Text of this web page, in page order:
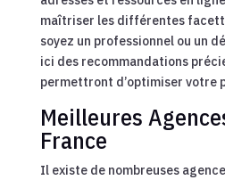
maîtriser les différentes
soyez un professionnel ou un
ici des recommandations
permettront d’optimiser votre
Meilleures
France
Il existe de nombreuses